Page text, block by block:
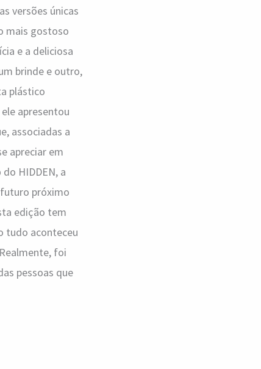
versões únicas
mais gostoso
e a deliciosa
brinde e outro,
plástico
apresentou
associadas a
apreciar em
HIDDEN, a
próximo
edição tem
tudo aconteceu
foi
pessoas que